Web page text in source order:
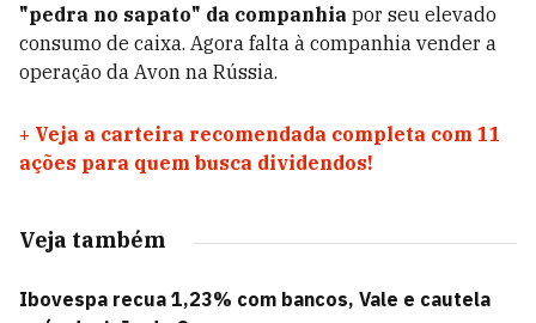
"pedra no sapato" da companhia por seu elevado
consumo de caixa. Agora falta à companhia vender a
operação da Avon na Rússia.
+ Veja a carteira recomendada completa com 11
ações para quem busca dividendos!
Veja também
Ibovespa recua 1,23% com bancos, Vale e cautela